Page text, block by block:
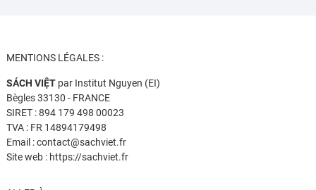
MENTIONS LÉGALES :
SÁCH VIỆTpar Institut Nguyen (EI)
Bègles 33130 - FRANCE
SIRET : 894 179 498 00023
TVA : FR 14894179498
Email : contact@sachviet.fr
Site web : https://sachviet.fr